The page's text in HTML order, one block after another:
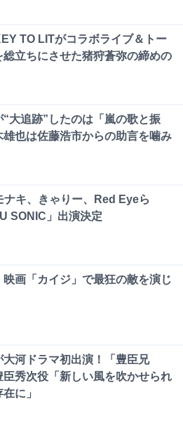
TO LITがコラボライブ＆トー
総立ちにさせた猪狩蒼弥の締めの
“大追跡”したのは「嵐の歌と振
雄也は佐藤浩市からの助言を噛み
ナキ、きゃりー、Red Eyeら
SONIC」出演決定
映画「カイジ」で最狂の敵を演じ
大河ドラマ初出演！「豊臣兄
臣秀次役「新しい風を吹かせられ
に」